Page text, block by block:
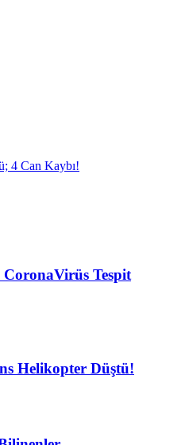
4 Can Kaybı!
Tespit
Helikopter Düştü!